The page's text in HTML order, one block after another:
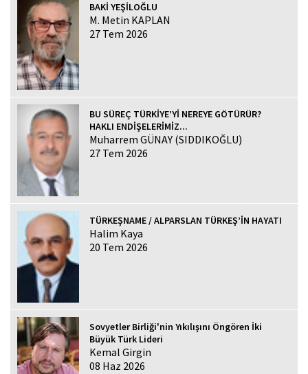
BAKİ YEŞİLOĞLU
M. Metin KAPLAN
27 Tem 2026
BU SÜREÇ TÜRKİYE’Yİ NEREYE GÖTÜRÜR?
HAKLI ENDİŞELERİMİZ...
Muharrem GÜNAY (SIDDIKOĞLU)
27 Tem 2026
TÜRKEŞNAME / ALPARSLAN TÜRKEŞ’İN HAYATI
Halim Kaya
20 Tem 2026
Sovyetler Birliği'nin Yıkılışını Öngören İki
Büyük Türk Lideri
Kemal Girgin
08 Haz 2026